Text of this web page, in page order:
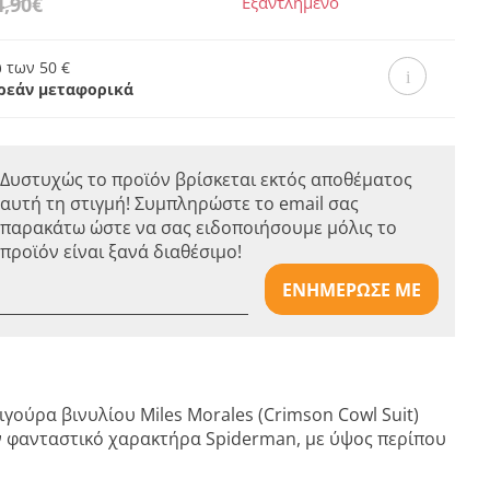
των 50 €
μεταφορικά
Δυστυχώς το προϊόν βρίσκεται εκτός αποθέματος
αυτή τη στιγμή! Συμπληρώστε το email σας
παρακάτω ώστε να σας ειδοποιήσουμε μόλις το
προϊόν είναι ξανά διαθέσιμο!
ΕΝΗΜΕΡΩΣΕ ΜΕ
βινυλίου Miles Morales (Crimson Cowl Suit)
χαρακτήρα Spiderman, με ύψος περίπου